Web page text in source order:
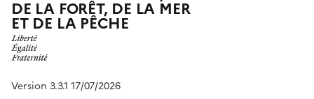
DE LA FORÊT, DE LA MER
ET DE LA PÊCHE
Version 3.3.1 17/07/2026